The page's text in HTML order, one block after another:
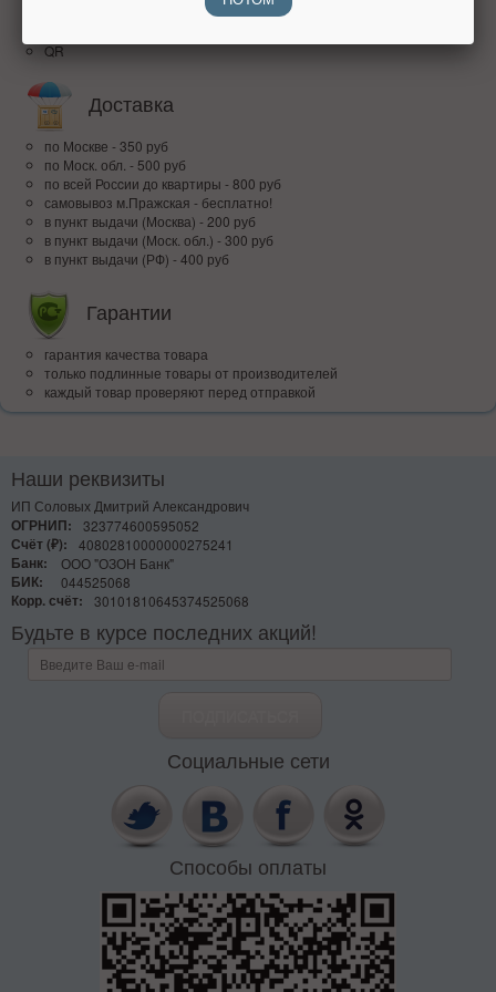
наличными при получении
QR
Доставка
по Москве - 350 руб
по Моск. обл. - 500 руб
по всей Росcии до квартиры - 800 руб
самовывоз м.Пражская - бесплатно!
в пункт выдачи (Москва) - 200 руб
в пункт выдачи (Моск. обл.) - 300 руб
в пункт выдачи (РФ) - 400 руб
Гарантии
гарантия качества товара
только подлинные товары от производителей
каждый товар проверяют перед отправкой
Наши реквизиты
ИП Соловых Дмитрий Александрович
ОГРНИП:
323774600595052
Счёт (₽):
40802810000000275241
Банк:
ООО "ОЗОН Банк"
БИК:
044525068
Корр. счёт:
30101810645374525068
Будьте в курсе последних акций!
Социальные сети
Способы оплаты